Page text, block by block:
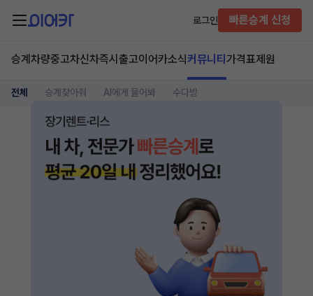
로그인 빠른승계 신청
승계차량중고차신차즉시출고이어카소식커뮤니티 가격표제원
전체 승계찾아줘 AI에게 물어봐 수다방